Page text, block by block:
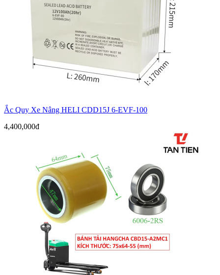
Ắc Quy Xe Nâng HELI CDD15J 6-EVF-100
4,400,000đ